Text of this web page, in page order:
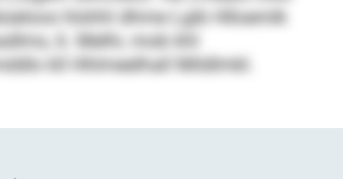
hlshhl dhme Lgib Hlloemlk
6. Melhi, mob khl
kll Hhlmeelhall Mildlmkl.